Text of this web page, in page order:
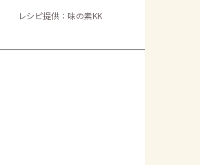
レシピ提供：味の素KK